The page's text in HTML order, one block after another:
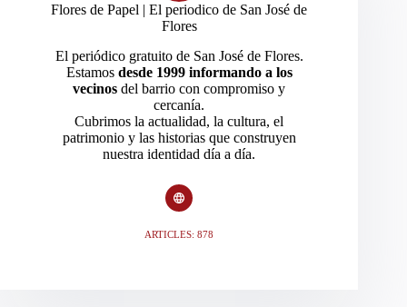
Flores de Papel | El periodico de San José de
Flores
El periódico gratuito de San José de Flores.
Estamos desde 1999 informando a los
vecinos del barrio con compromiso y
cercanía.
Cubrimos la actualidad, la cultura, el
patrimonio y las historias que construyen
nuestra identidad día a día.
ARTICLES: 878